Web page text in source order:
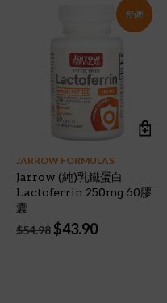
特價!
JARROW FORMULAS
Jarrow (純)乳鐵蛋白
Lactoferrin 250mg 60膠
囊
$54.98 Original
$43.90Current